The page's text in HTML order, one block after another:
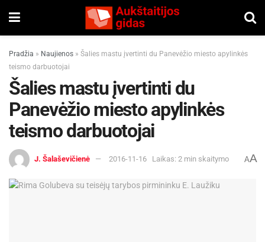
Pradžia » Naujienos » Šalies mastu įvertinti du Panevėžio miesto apylinkės
teismo darbuotojai
Šalies mastu įvertinti du
Panevėžio miesto apylinkės
teismo darbuotojai
J. Šalaševičienė 2016-11-16 Laikas: 2 min skaitymo AA